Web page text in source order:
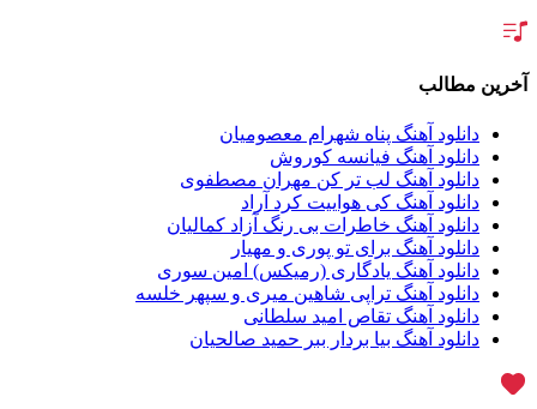
فریدون آسرایی
محسن ابراهیم زاده
سامان جلیلی54
حجت اشرف زاده54
پازل بند54
بهنام علمشاهی54
امید جهان52
علی عبدالمالکی50
احسان خواجه امیری50
محمد علیزاده50
محسن یاحقی46
علیرضا قربانی45
ماکان بند45
آخرین مطالب
دانلود آهنگ پناه شهرام معصومیان
دانلود آهنگ فیانسه کوروش
دانلود آهنگ لب تر کن مهران مصطفوی
دانلود آهنگ کی هواییت کرد آراد
دانلود آهنگ خاطرات بی رنگ آزاد کمالیان
دانلود آهنگ برای تو پوری و مهیار
دانلود آهنگ یادگاری (رمیکس) امین سوری
دانلود آهنگ تراپی شاهین میری و سپهر خلسه
دانلود آهنگ تقاص امید سلطانی
دانلود آهنگ بیا بردار ببر حمید صالحیان